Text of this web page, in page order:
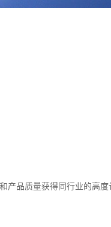
产品质量获得同行业的高